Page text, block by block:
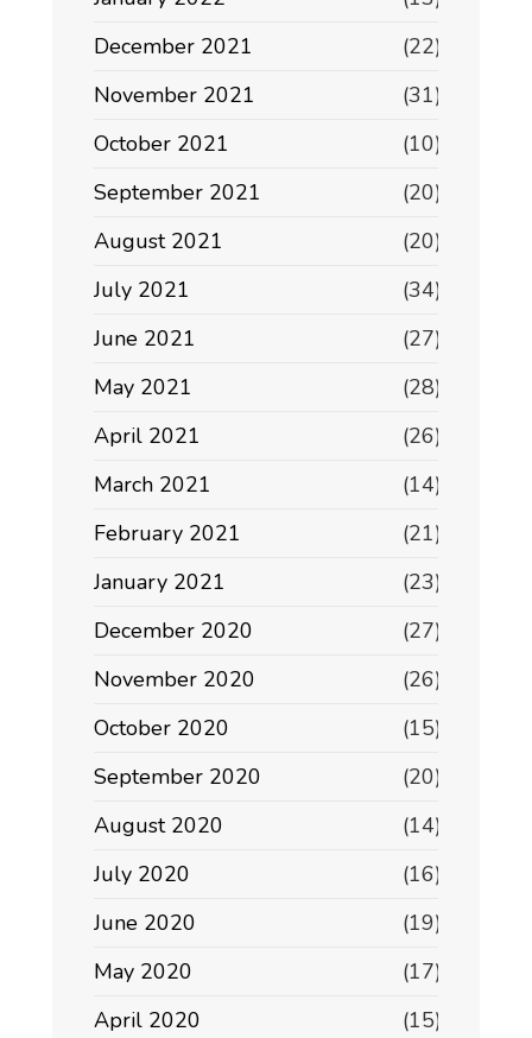
December 2021
(22)
November 2021
(31)
October 2021
(10)
September 2021
(20)
August 2021
(20)
July 2021
(34)
June 2021
(27)
May 2021
(28)
April 2021
(26)
March 2021
(14)
February 2021
(21)
January 2021
(23)
December 2020
(27)
November 2020
(26)
October 2020
(15)
September 2020
(20)
August 2020
(14)
July 2020
(16)
June 2020
(19)
May 2020
(17)
April 2020
(15)